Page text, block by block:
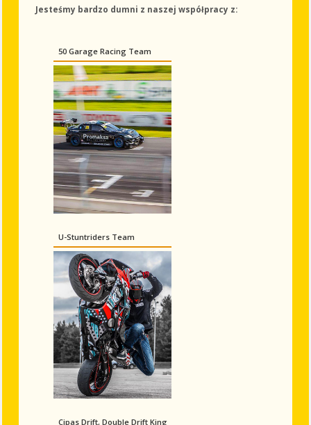
Jesteśmy bardzo dumni z naszej współpracy z:
50 Garage Racing Team
U-Stuntriders Team
Cipas Drift, Double Drift King